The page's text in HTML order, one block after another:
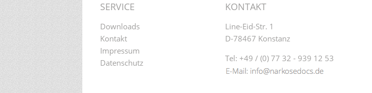
SERVICE
Downloads
Kontakt
Impressum
Datenschutz
KONTAKT
Line-Eid-Str. 1
D-78467 Konstanz
Tel: +49 / (0) 77 32 - 939 12 53